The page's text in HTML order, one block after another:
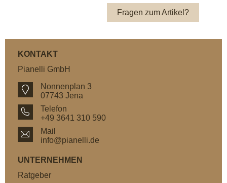
Fragen zum Artikel?
KONTAKT
Pianelli GmbH
Nonnenplan 3
07743 Jena
Telefon
+49 3641 310 590
Mail
info@pianelli.de
UNTERNEHMEN
Ratgeber